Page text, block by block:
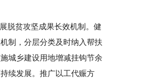
脱贫攻坚成果长效机制。健
制，分层分类及时纳入帮扶
城乡建设用地增减挂钩节余
续发展。推广以工代赈方